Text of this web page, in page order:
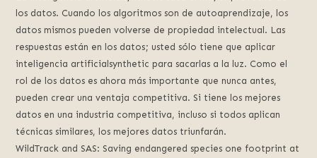
los datos. Cuando los algoritmos son de autoaprendizaje, los
datos mismos pueden volverse de propiedad intelectual. Las
respuestas están en los datos; usted sólo tiene que aplicar
inteligencia artificialsynthetic para sacarlas a la luz. Como el
rol de los datos es ahora más importante que nunca antes,
pueden crear una ventaja competitiva. Si tiene los mejores
datos en una industria competitiva, incluso si todos aplican
técnicas similares, los mejores datos triunfarán.
WildTrack and SAS: Saving endangered species one footprint at